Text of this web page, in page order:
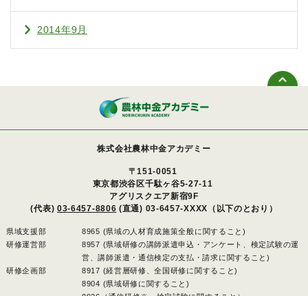
2014年9月
株式会社農林中金アカデミー
〒151-0051
東京都渋谷区千駄ヶ谷5-27-11
アグリスクエア新宿9F
(代表) 03-6457-8806 (直通) 03-6457-XXXX（以下のとおり）
県域支援部
8965 (県域の人材育成施策全般に関すること)
研修運営部
8957 (県域研修の講師派遣申込・アンケート、検定試験の運
営、講師派遣・通信検定の支払・請求に関すること)
研修企画部
8917 (経営層研修、全国研修に関すること)
8904 (県域研修に関すること)